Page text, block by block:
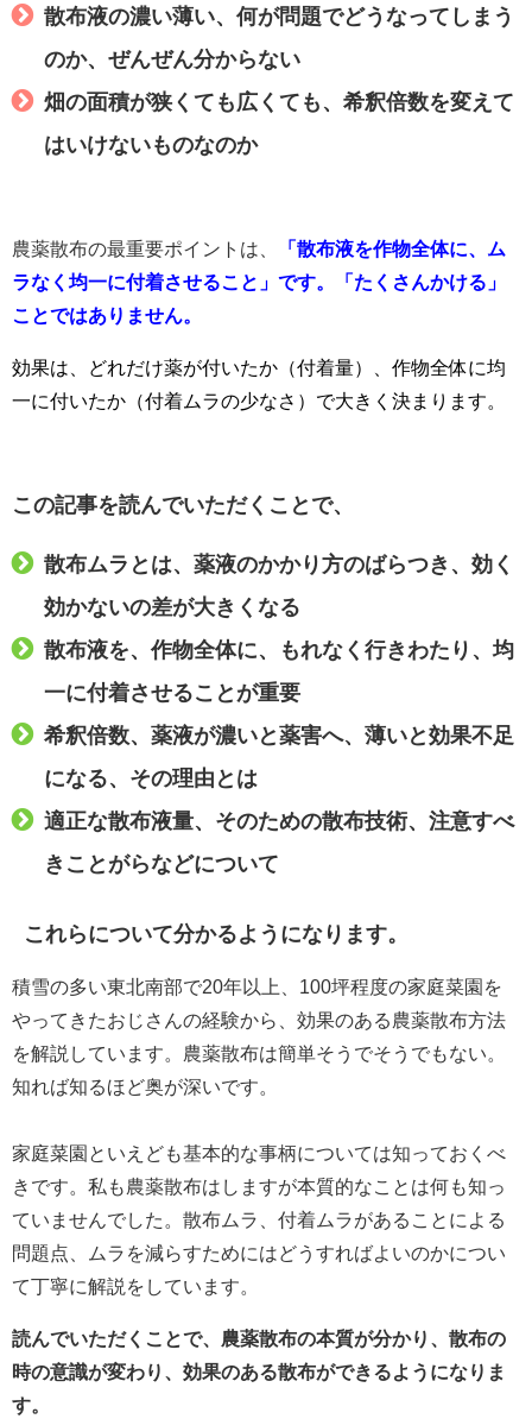
散布液の濃い薄い、何が問題でどうなってしまう
のか、ぜんぜん分からない
畑の面積が狭くても広くても、希釈倍数を変えて
はいけないものなのか
農薬散布の最重要ポイントは、
「散布液を作物全体に、ム
ラなく均一に付着させること」です。「たくさんかける」
ことではありません。
効果は、どれだけ薬が付いたか（付着量）、作物全体に均
一に付いたか（付着ムラの少なさ）で大きく決まります。
この記事を読んでいただくことで、
散布ムラとは、薬液のかかり方のばらつき、効く
効かないの差が大きくなる
散布液を、作物全体に、もれなく行きわたり、均
一に付着させることが重要
希釈倍数、薬液が濃いと薬害へ、薄いと効果不足
になる、その理由とは
適正な散布液量、そのための散布技術、注意すべ
きことがらなどについて
これらについて分かるようになります。
積雪の多い東北南部で20年以上、100坪程度の家庭菜園を
やってきたおじさんの経験から、効果のある農薬散布方法
を解説しています。農薬散布は簡単そうでそうでもない。
知れば知るほど奥が深いです。
家庭菜園といえども基本的な事柄については知っておくべ
きです。私も農薬散布はしますが本質的なことは何も知っ
ていませんでした。散布ムラ、付着ムラがあることによる
問題点、ムラを減らすためにはどうすればよいのかについ
て丁寧に解説をしています。
読んでいただくことで、農薬散布の本質が分かり、散布の
時の意識が変わり、効果のある散布ができるようになりま
す。